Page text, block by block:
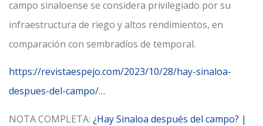
campo sinaloense se considera privilegiado por su
infraestructura de riego y altos rendimientos, en
comparación con sembradíos de temporal.
https://revistaespejo.com/2023/10/28/hay-sinaloa-
despues-del-campo/…
NOTA COMPLETA: ¿Hay Sinaloa después del campo? |